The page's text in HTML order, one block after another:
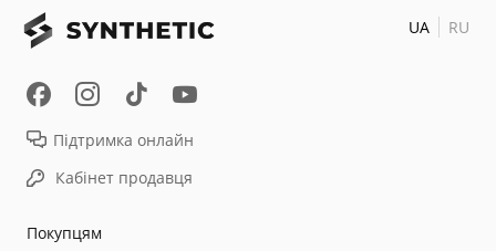
Покупцям
Підтримка онлайн
Кабінет продавця
UA RU